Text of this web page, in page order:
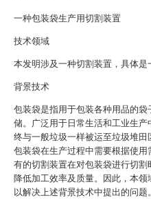
一种包装袋生产用切割装置
技术领域
本发明涉及一种切割装置，具体是
背景技术
包装袋是指用于包装各种用品的
储。广泛用于日常生活和工业生
终与一般垃圾一样被运至垃圾堆田
包装袋在生产过程中需要根据使
有的切割装置在对包装袋进行切割
降低加工效率及质量。因此，本
以解决上述背景技术中提出的问题。